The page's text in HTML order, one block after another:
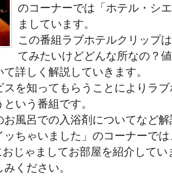
のコーナーでは「ホテル・シ
ましています。
この番組ラブホテルクリップ
てみたいけどどんな所なの？
詳しく解説していきます。
スを知ってもらうことによりラ
いう番組です。
お風呂での入浴剤についてなど
ッちゃいました」のコーナーで
おじゃましてお部屋を紹介して
ください。